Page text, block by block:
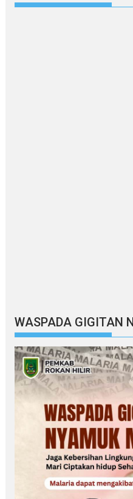
WASPADA GIGITAN